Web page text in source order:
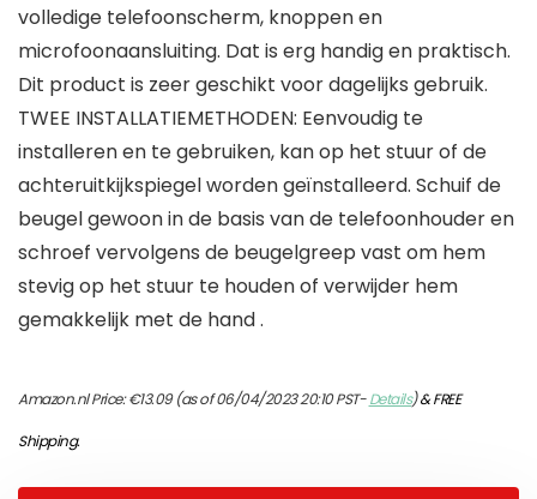
volledige telefoonscherm, knoppen en
microfoonaansluiting. Dat is erg handig en praktisch.
Dit product is zeer geschikt voor dagelijks gebruik.
TWEE INSTALLATIEMETHODEN: Eenvoudig te
installeren en te gebruiken, kan op het stuur of de
achteruitkijkspiegel worden geïnstalleerd. Schuif de
beugel gewoon in de basis van de telefoonhouder en
schroef vervolgens de beugelgreep vast om hem
stevig op het stuur te houden of verwijder hem
gemakkelijk met de hand .
Amazon.nl Price:€13.09(as of 06/04/2023 20:10 PST-Details)&FREE
Shipping.